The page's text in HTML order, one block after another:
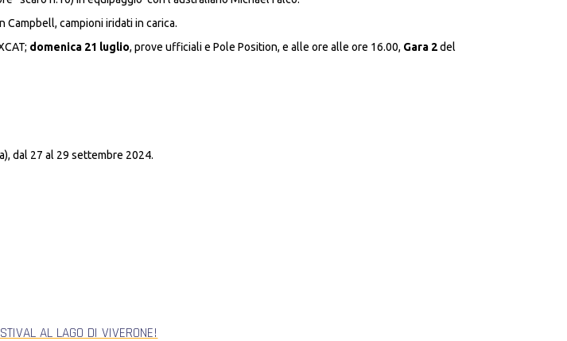
Campbell, campioni iridati in carica.
domenica 21 luglio, prove ufficiali e Pole Position, e alle ore alle ore 16.00, Gara 2del
dal 27 al 29 settembre 2024.
AL LAGO DI VIVERONE!